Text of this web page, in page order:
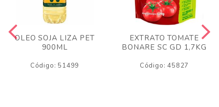
OLEO SOJA LIZA PET
900ML
Código: 51499
EXTRATO TOMATE
BONARE SC GD 1,7KG
Código: 45827